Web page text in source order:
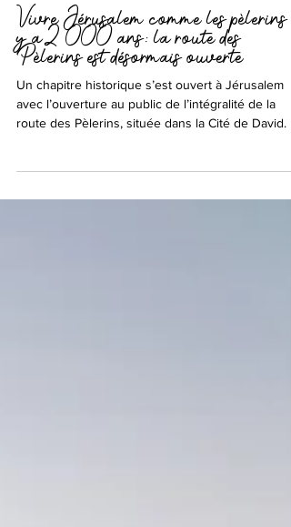
5 févr.
Vivre Jérusalem comme les pèlerins il
y a 2 000 ans : la route des
Pèlerins est désormais ouverte
Un chapitre historique s’est ouvert à Jérusalem